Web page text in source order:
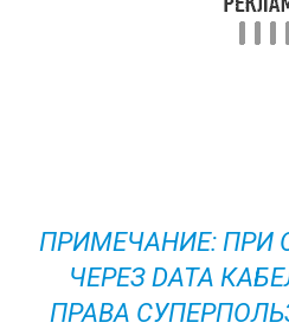
ПРИМЕЧАНИЕ: ПРИ
ЧЕРЕЗ DATA
ПРАВА